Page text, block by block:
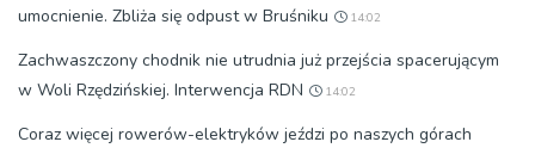
umocnienie. Zbliża się odpust w Bruśniku
14:02
Zachwaszczony chodnik nie utrudnia już przejścia spacerującym
w Woli Rzędzińskiej. Interwencja RDN
14:02
Coraz więcej rowerów-elektryków jeździ po naszych górach